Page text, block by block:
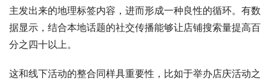
主发出来的地理标签内容，进而形成一种良性的循环。有数
据显示，结合本地话题的社交传播能够让店铺搜索量提高百
分之四十以上。
这和线下活动的整合同样具重要性，比如于举办店庆活动之